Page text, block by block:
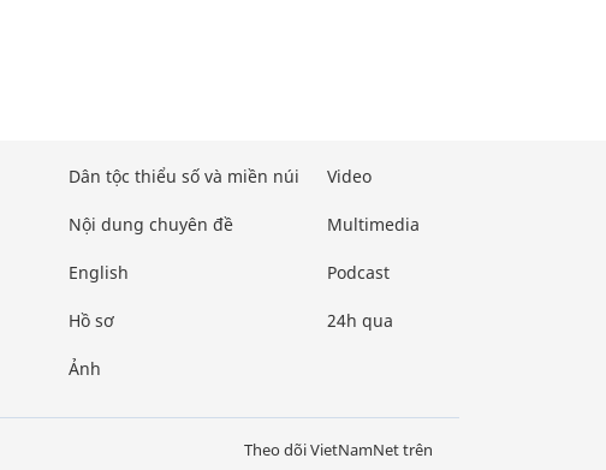
Dân tộc thiểu số và miền núi
Nội dung chuyên đề
English
Hồ sơ
Ảnh
Video
Multimedia
Podcast
24h qua
Theo dõi VietNamNet trên